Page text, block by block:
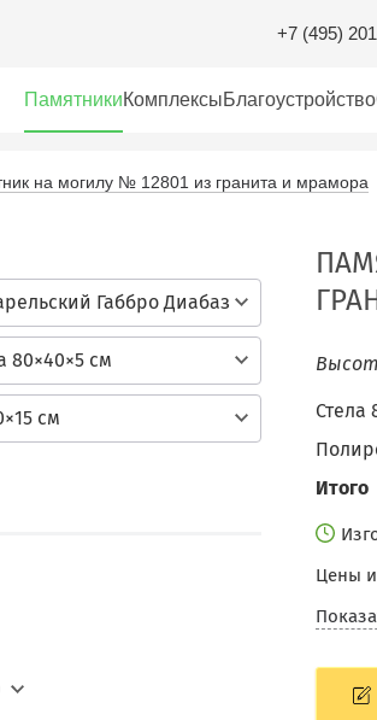
+7 (495)
ПамятникиКомплексыБлагоустройство
на могилу № 12801 из гранита и мрамора
Габбро Диабаз
80×40×5 см
см
Стела
Итого
Цены и